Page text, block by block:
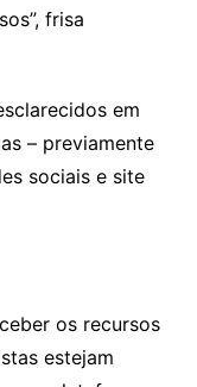
frisa
em
– previamente
sociais e site
os recursos
estejam